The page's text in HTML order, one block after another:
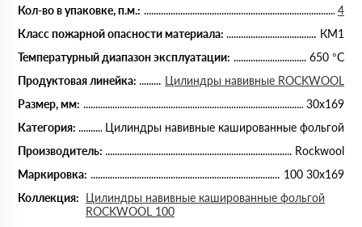
Кол-во в упаковке, п.м.:
4
Класс пожарной опасности материала:
КМ1
Температурный диапазон эксплуатации:
650 °С
Продуктовая линейка:
Цилиндры навивные ROCKWOOL
Размер, мм:
30х169
Категория:
Цилиндры навивные кашированные фольгой
Производитель:
Rockwool
Маркировка:
100 30х169
Коллекция: Цилиндры навивные кашированные фольгой
ROCKWOOL 100